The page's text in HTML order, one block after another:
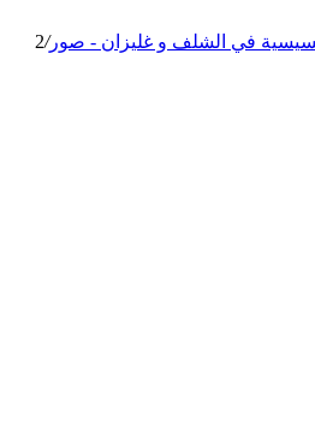
في الشلف و غليزان - صور/
2